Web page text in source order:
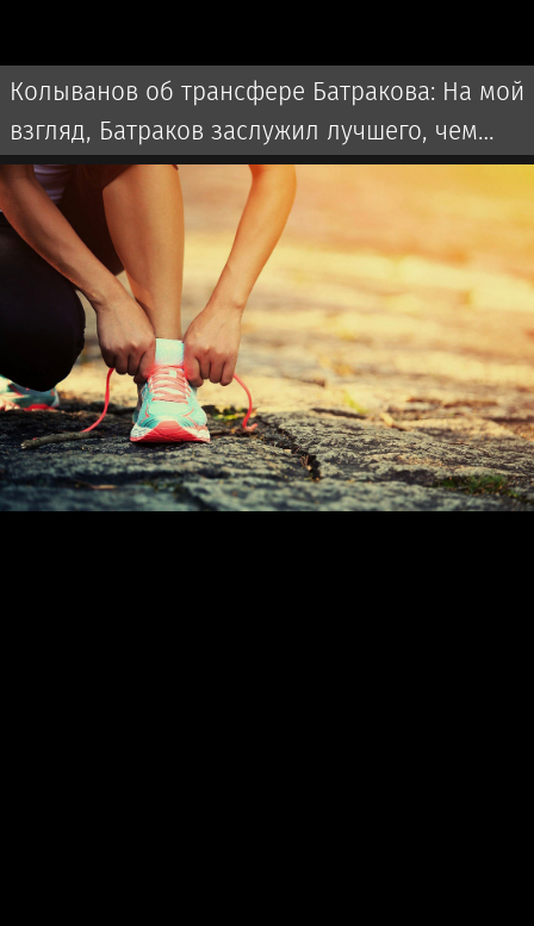
Колыванов об трансфере Батракова: На мой
взгляд, Батраков заслужил лучшего, чем
чемпионат Турции